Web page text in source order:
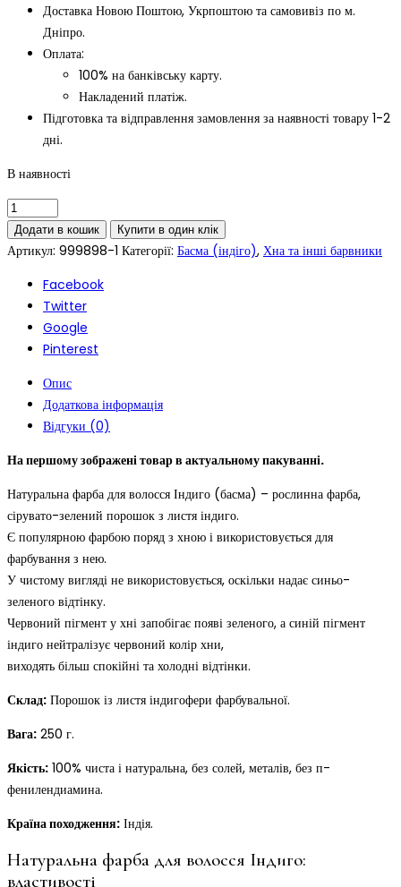
Доставка Новою Поштою, Укрпоштою та самовивіз по м.
Дніпро.
Оплата:
100% на банківську карту.
Накладений платіж.
Підготовка та відправлення замовлення за наявності товару 1-2
дні.
В наявності
Додати в кошик Купити в один клік
Артикул: 999898-1 Категорії: Басма (індіго), Хна та інші барвники
Facebook
Twitter
Google
Pinterest
Опис
Додаткова інформація
Відгуки (0)
На першому зображені товар в актуальному пакуванні.
Натуральна фарба для волосся Індиго (басма) – рослинна фарба,
сірувато-зелений порошок з листя індиго.
Є популярною фарбою поряд з хною і використовується для
фарбування з нею.
У чистому вигляді не використовується, оскільки надає синьо-
зеленого відтінку.
Червоний пігмент у хні запобігає появі зеленого, а синій пігмент
індиго нейтралізує червоний колір хни,
виходять більш спокійні та холодні відтінки.
Склад: Порошок із листя індигофери фарбувальної.
Вага: 250 г.
Якість: 100% чиста і натуральна, без солей, металів, без п-
фенилендиамина.
Країна походження: Індія.
Натуральна фарба для волосся Індиго:
властивості